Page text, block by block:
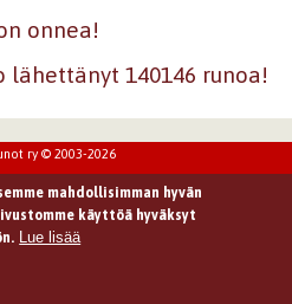
onnea!
lähettänyt 140146 runoa!
ry © 2003-2026
mahdollisimman hyvän
käyttöä hyväksyt
Lue lisää